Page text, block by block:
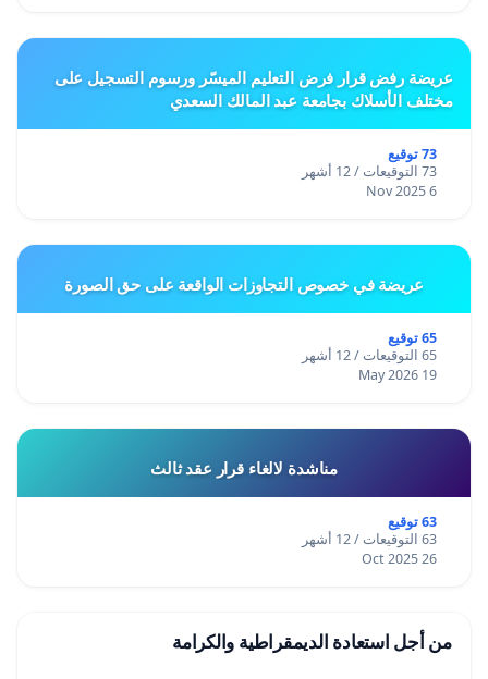
عريضة رفض قرار فرض التعليم الميسّر ورسوم التسجيل على
مختلف الأسلاك بجامعة عبد المالك السعدي
73 توقيع
73 التوقيعات / 12 أشهر
6 Nov 2025
عريضة في خصوص التجاوزات الواقعة على حق الصورة
65 توقيع
65 التوقيعات / 12 أشهر
19 May 2026
مناشدة لالغاء قرار عقد ثالث
63 توقيع
63 التوقيعات / 12 أشهر
26 Oct 2025
من أجل استعادة الديمقراطية والكرامة